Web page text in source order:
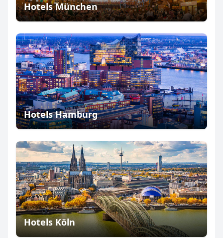
Hotels München
Hotels Hamburg
Hotels Köln